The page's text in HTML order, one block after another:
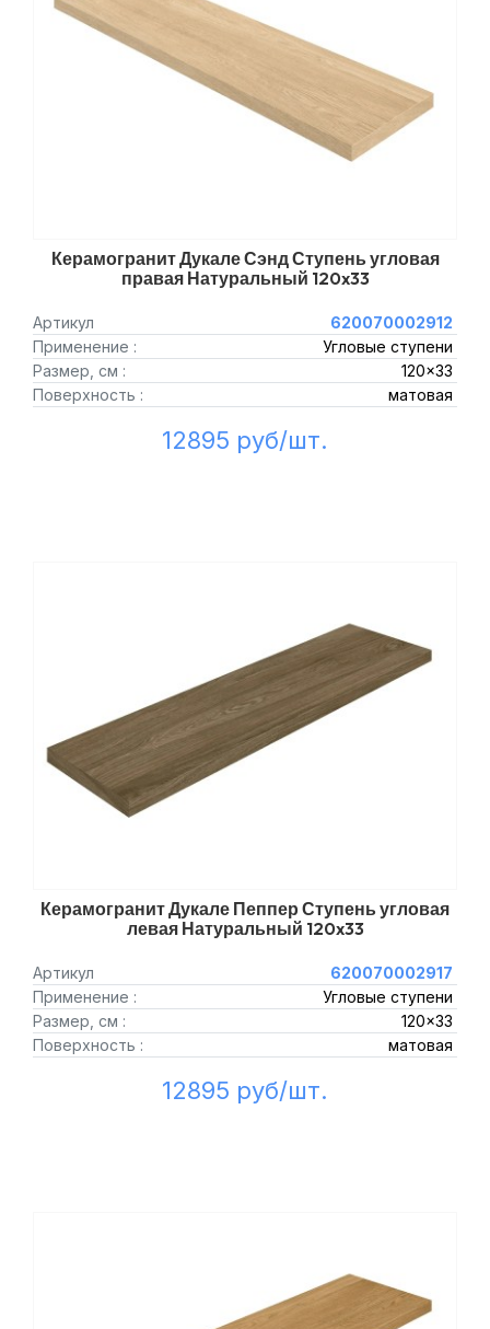
Керамогранит Дукале Сэнд Ступень угловая
правая Натуральный 120x33
Артикул
620070002912
Применение :
Угловые ступени
Размер, см :
120x33
Поверхность :
матовая
12895 руб/шт.
Керамогранит Дукале Пеппер Ступень угловая
левая Натуральный 120x33
Артикул
620070002917
Применение :
Угловые ступени
Размер, см :
120x33
Поверхность :
матовая
12895 руб/шт.